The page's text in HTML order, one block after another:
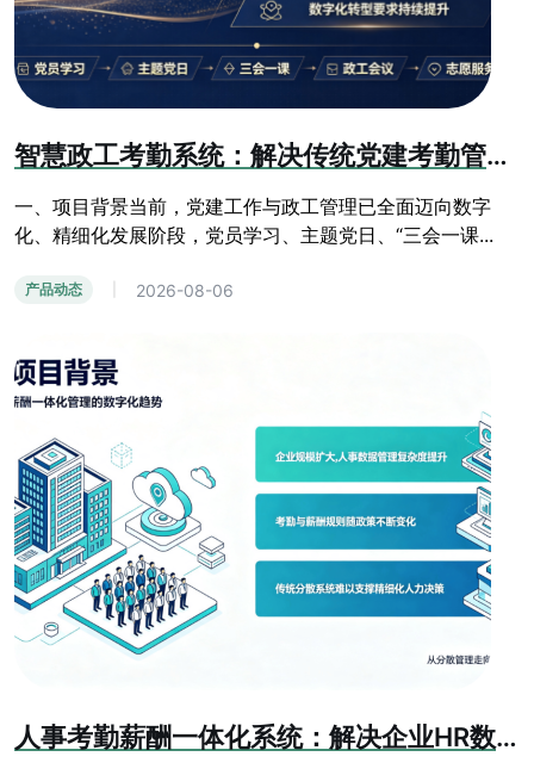
智慧政工考勤系统：解决传统党建考勤管理乱象
一、项目背景当前，党建工作与政工管理已全面迈向数字
化、精细化发展阶段，党员学习、主题党日、“三会一课...
产品动态 2026-08-06
人事考勤薪酬一体化系统：解决企业HR数据孤岛难题